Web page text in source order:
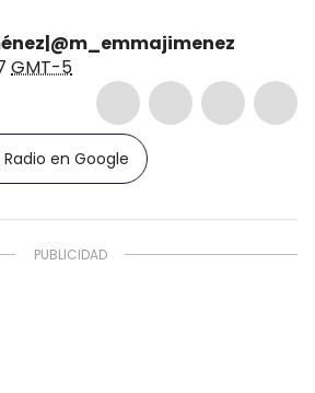
GMT-5
en Google